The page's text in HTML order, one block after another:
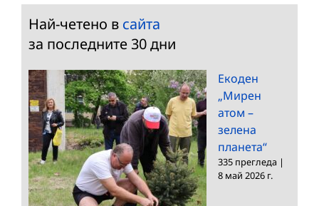
Най-четено в сайта
за последните 30 дни
Екоден
„Мирен
атом –
зелена
планета“
335 прегледа |
8 май 2026 г.